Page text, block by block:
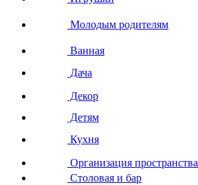
Молодым родителям
Ванная
Дача
Декор
Детям
Кухня
Организация пространства
Столовая и бар